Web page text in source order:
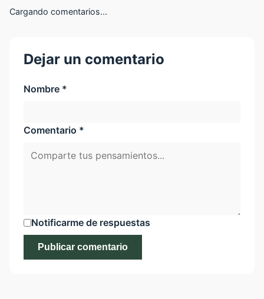
Cargando comentarios...
Dejar un comentario
Nombre *
Comentario *
Notificarme de respuestas
Publicar comentario